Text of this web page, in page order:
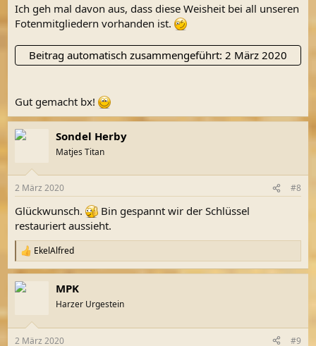
Ich geh mal davon aus, dass diese Weisheit bei all unseren
Fotenmitgliedern vorhanden ist.
Beitrag automatisch zusammengeführt: 2 März 2020
Gut gemacht bx!
Sondel Herby
Matjes Titan
2 März 2020 #8
Glückwunsch.
Bin gespannt wir der Schlüssel
restauriert aussieht.
R
e
a
k
EkelAlfred
MPK
Harzer Urgestein
2 März 2020 #9